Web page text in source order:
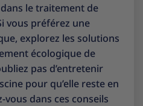
le traitement de
vous préférez une
explorez les solutions
écologique de
pas d’entretenir
pour qu’elle reste en
dans ces conseils